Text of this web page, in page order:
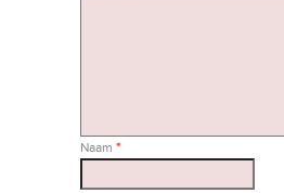
Naam *